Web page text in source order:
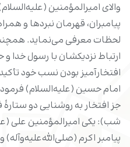
والای امیرالمؤمنین
پیامبران، قهرمان نبردها و
لحظات معرفی می‌نماید.
ارتباط نزدیکشان با رسول خدا
افتخارآمیز بودن نسب خود
امام حسین (علیه‌السلام)
جز افتخار به روشنایی دو ستارۀ
شب): یکی امیرالمؤمنین علی
پیامبر اکرم (صلی‌الله‌علیه‌وآله)